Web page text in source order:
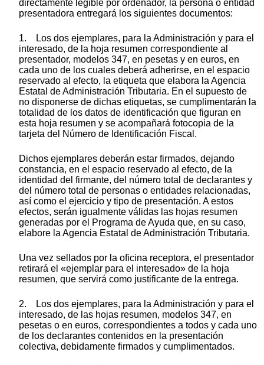
directamente legible por ordenador, la persona o entidad
presentadora entregará los siguientes documentos:
1. Los dos ejemplares, para la Administración y para el
interesado, de la hoja resumen correspondiente al
presentador, modelos 347, en pesetas y en euros, en
cada uno de los cuales deberá adherirse, en el espacio
reservado al efecto, la etiqueta que elabora la Agencia
Estatal de Administración Tributaria. En el supuesto de
no disponerse de dichas etiquetas, se cumplimentarán la
totalidad de los datos de identificación que figuran en
esta hoja resumen y se acompañará fotocopia de la
tarjeta del Número de Identificación Fiscal.
Dichos ejemplares deberán estar firmados, dejando
constancia, en el espacio reservado al efecto, de la
identidad del firmante, del número total de declarantes y
del número total de personas o entidades relacionadas,
así como el ejercicio y tipo de presentación. A estos
efectos, serán igualmente válidas las hojas resumen
generadas por el Programa de Ayuda que, en su caso,
elabore la Agencia Estatal de Administración Tributaria.
Una vez sellados por la oficina receptora, el presentador
retirará el «ejemplar para el interesado» de la hoja
resumen, que servirá como justificante de la entrega.
2. Los dos ejemplares, para la Administración y para el
interesado, de las hojas resumen, modelos 347, en
pesetas o en euros, correspondientes a todos y cada uno
de los declarantes contenidos en la presentación
colectiva, debidamente firmados y cumplimentados.